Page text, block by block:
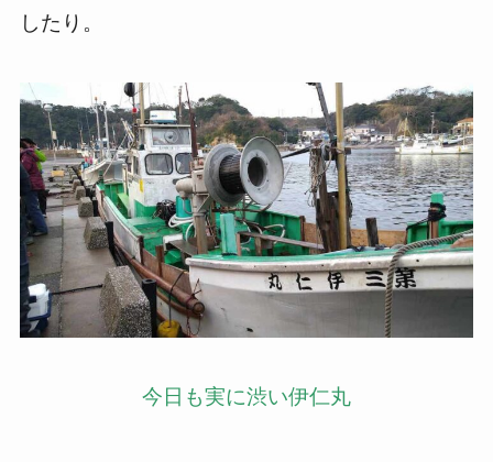
したり。
今日も実に渋い伊仁丸